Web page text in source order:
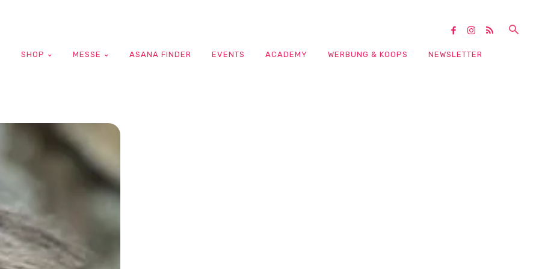
SHOP MESSE ASANA FINDER EVENTS ACADEMY WERBUNG & KOOPS NEWSLETTER